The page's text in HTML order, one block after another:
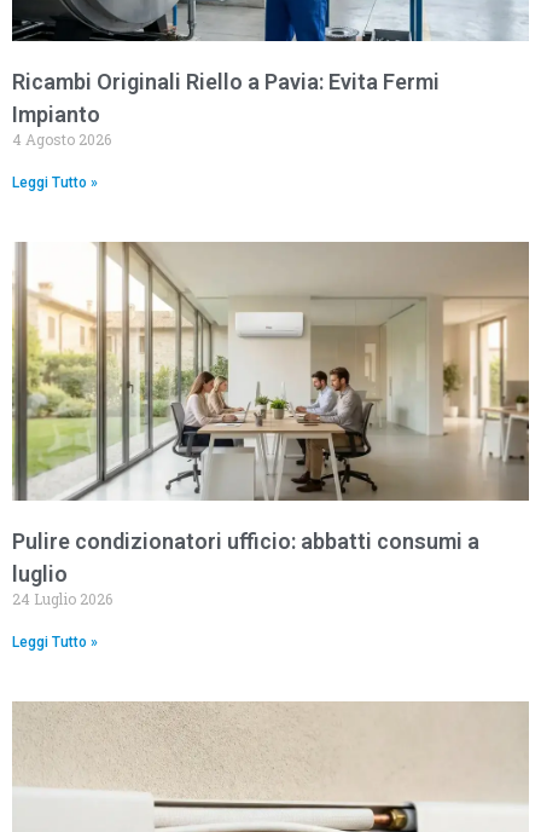
Ricambi Originali Riello a Pavia: Evita Fermi
Impianto
4 Agosto 2026
Leggi Tutto »
Pulire condizionatori ufficio: abbatti consumi a
luglio
24 Luglio 2026
Leggi Tutto »